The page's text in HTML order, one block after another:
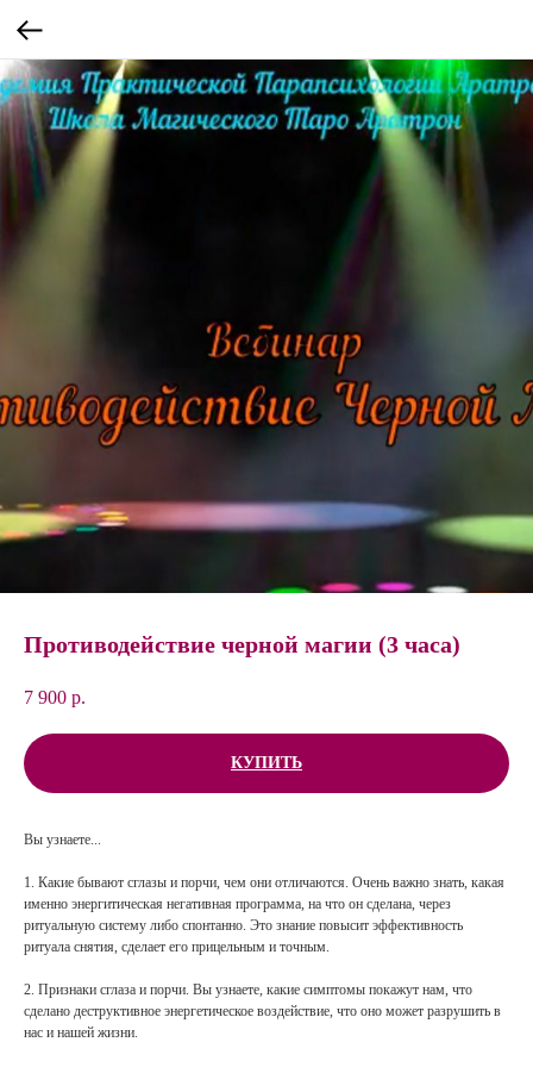
Противодействие черной магии (3 часа)
7 900 р.
КУПИТЬ
Вы узнаете...
1. Какие бывают сглазы и порчи, чем они отличаются. Очень важно знать, какая
именно энергитическая негативная программа, на что он сделана, через
ритуальную систему либо спонтанно. Это знание повысит эффективность
ритуала снятия, сделает его прицельным и точным.
2. Признаки сглаза и порчи. Вы узнаете, какие симптомы покажут нам, что
сделано деструктивное энергетическое воздействие, что оно может разрушить в
нас и нашей жизни.